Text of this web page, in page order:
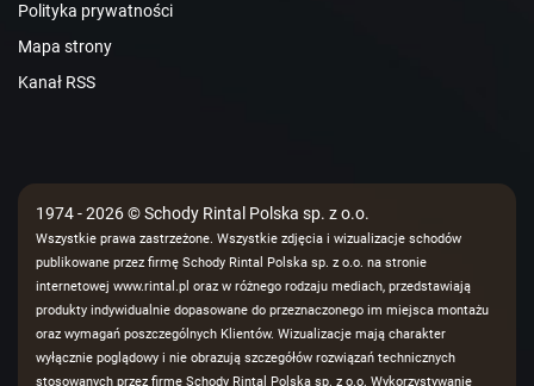
Polityka prywatności
Mapa strony
Kanał RSS
1974 - 2026 © Schody Rintal Polska sp. z o.o.
Wszystkie prawa zastrzeżone. Wszystkie zdjęcia i wizualizacje schodów
publikowane przez firmę Schody Rintal Polska sp. z o.o. na stronie
internetowej www.rintal.pl oraz w różnego rodzaju mediach, przedstawiają
produkty indywidualnie dopasowane do przeznaczonego im miejsca montażu
oraz wymagań poszczególnych Klientów. Wizualizacje mają charakter
wyłącznie poglądowy i nie obrazują szczegółów rozwiązań technicznych
stosowanych przez firmę Schody Rintal Polska sp. z o.o. Wykorzystywanie